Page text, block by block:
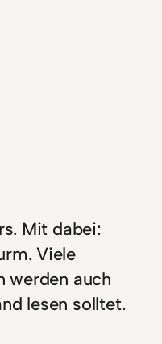
Mit dabei:
Viele
werden auch
lesen solltet.